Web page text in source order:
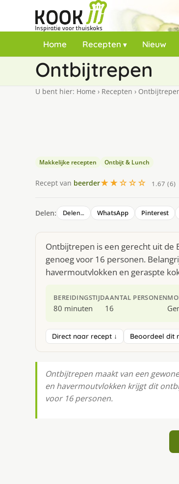
Home Recepten Nieuw
Ontbijtrepen
U bent hier: Home › Recepten ›
Makkelijke recepten Ontbijt & Lunch
Recept van beerder★★☆☆☆ 1.67 (6)
Delen: Delen… WhatsApp Pinterest
Ontbijtrepen is een gerecht uit de
genoeg voor 16 personen.
havermoutvlokken en geraspte
BEREIDINGSTIJD
80 minuten
AANTAL PERSONEN
16
Direct naar recept ↓ Beoordeel dit
Ontbijtrepen maakt van een
en havermoutvlokken krijgt dit
voor 16 personen.